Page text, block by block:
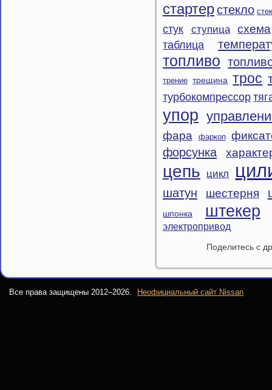
стартерстекло
стук ступица схема
таблица
топливо
трение трещина трос
турбокомпрессор
упор
фара фаркоп
форсунка
цепь цикл
шатун шестерня
шпонка штекер
электропривод
Поделитесь с
Все права защищены 2012–2026. Неофициальный сайт Nissan